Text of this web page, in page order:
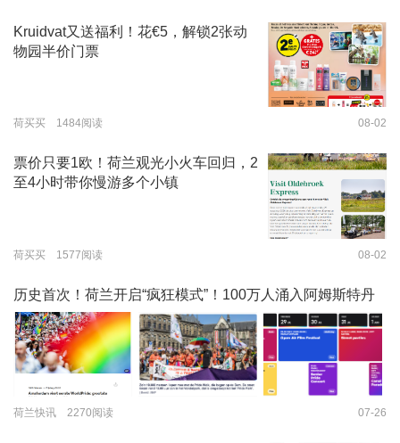
Kruidvat又送福利！花€5，解锁2张动
物园半价门票
荷买买 1484阅读 08-02
票价只要1欧！荷兰观光小火车回归，2
至4小时带你慢游多个小镇
荷买买 1577阅读 08-02
历史首次！荷兰开启“疯狂模式”！100万人涌入阿姆斯特丹
荷兰快讯 2270阅读 07-26